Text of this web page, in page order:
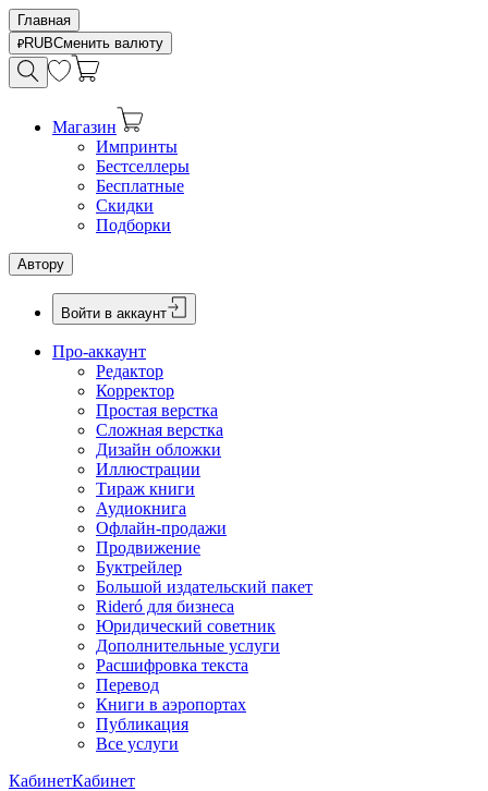
Главная
RUBСменить валюту
Магазин
Импринты
Бестселлеры
Бесплатные
Скидки
Подборки
Автору
Войти в аккаунт
Про-аккаунт
Редактор
Корректор
Простая верстка
Сложная верстка
Дизайн обложки
Иллюстрации
Тираж книги
Аудиокнига
Офлайн-продажи
Продвижение
Буктрейлер
Большой издательский пакет
Rideró для бизнеса
Юридический советник
Дополнительные услуги
Расшифровка текста
Перевод
Книги в аэропортах
Публикация
Все услуги
КабинетКабинет